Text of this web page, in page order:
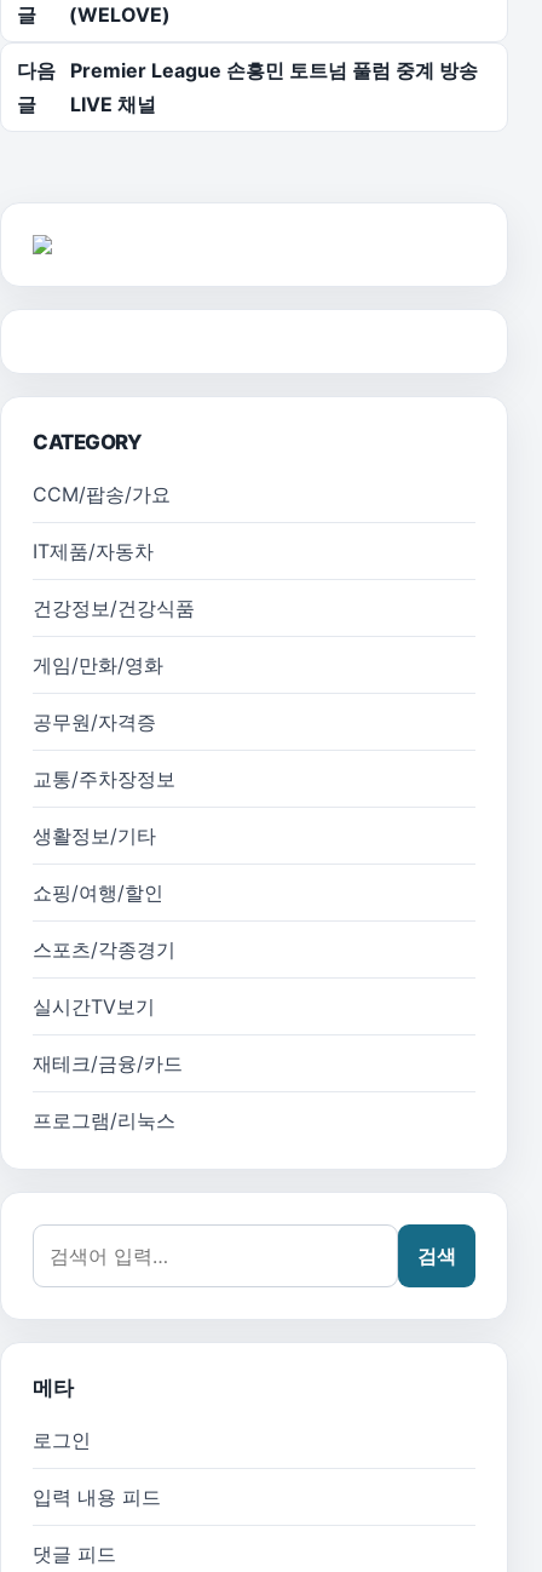
글
(WELOVE)
다음
글
Premier League 손흥민 토트넘 풀럼 중계 방송
LIVE 채널
CATEGORY
CCM/팝송/가요
IT제품/자동차
건강정보/건강식품
게임/만화/영화
공무원/자격증
교통/주차장정보
생활정보/기타
쇼핑/여행/할인
스포츠/각종경기
실시간TV보기
재테크/금융/카드
프로그램/리눅스
검색어:
검색
메타
로그인
입력 내용 피드
댓글 피드